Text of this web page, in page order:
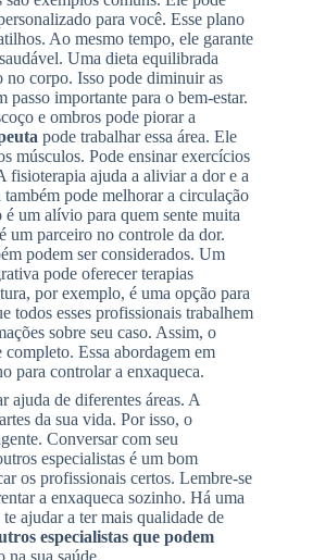
para você. Esse plano
Ao mesmo tempo, ele garante
Uma dieta equilibrada
no corpo. Isso pode diminuir as
passo importante para o bem-estar.
e ombros pode piorar a
pode trabalhar essa área. Ele
músculos. Pode ensinar exercícios
fisioterapia ajuda a aliviar a dor e a
pode melhorar a circulação
é um alívio para quem sente muita
um parceiro no controle da dor.
podem ser considerados. Um
pode oferecer terapias
por exemplo, é uma opção para
todos esses profissionais trabalhem
sobre seu caso. Assim, o
Essa abordagem em
para controlar a enxaqueca.
ajuda de diferentes áreas. A
da sua vida. Por isso, o
Conversar com seu
especialistas é um bom
os profissionais certos. Lembre-se
a enxaqueca sozinho. Há uma
ajudar a ter mais qualidade de
especialistas que podem
na sua saúde.